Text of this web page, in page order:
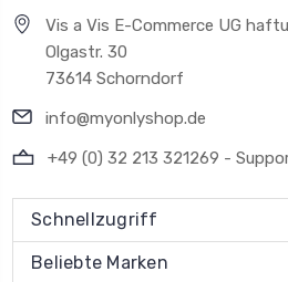
Vis a Vis E-Commerce UG
Olgastr. 30
73614 Schorndorf
info@myonlyshop.de
+49 (0) 32 213 321269 -
Schnellzugriff
Beliebte Marken